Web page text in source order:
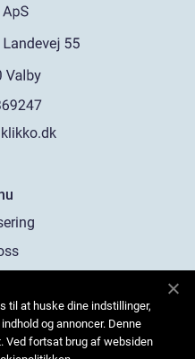
oss
til at huske dine indstillinger,
og annoncer. Denne
Ved fortsat brug af websiden